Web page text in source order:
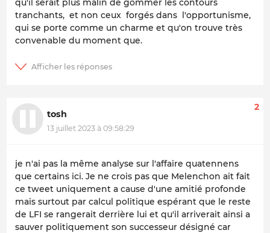
qu'il serait plus malin de gommer les contours
tranchants, et non ceux forgés dans l'opportunisme,
qui se porte comme un charme et qu'on trouve très
convenable du moment que.
tosh
13 juillet 2023 à 09:58:29
2
je n'ai pas la même analyse sur l'affaire quatennens
que certains ici. Je ne crois pas que Melenchon ait fait
ce tweet uniquement a cause d'une amitié profonde
mais surtout par calcul politique espérant que le reste
de LFI se rangerait derrière lui et qu'il arriverait ainsi a
sauver politiquement son successeur désigné car